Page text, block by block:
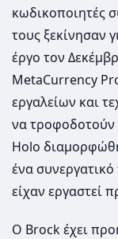
κωδικοποιητές
τους ξεκίνησαν
έργο τον
MetaCurrency
εργαλείων και
να τροφοδοτούν
Holo
ένα
είχαν εργαστεί
Ο Brock έχει